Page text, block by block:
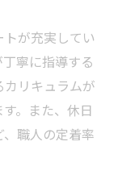
が充実してい
寧に指導する
リキュラムが
。また、休日
職人の定着率